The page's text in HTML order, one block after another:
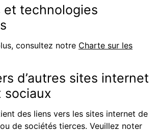
et technologies
consultez notre Charte sur les
d’autres sites internet
sociaux
des liens vers les sites internet de
de sociétés tierces. Veuillez noter